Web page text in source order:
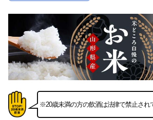
※20歳未満の方の飲酒は法律で禁止され